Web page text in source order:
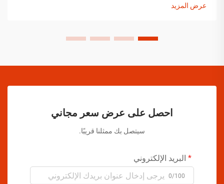
عرض المزيد
احصل على عرض سعر مجاني
سيتصل بك ممثلنا قريبًا.
البريد الإلكتروني
0/100